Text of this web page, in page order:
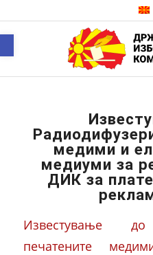
медими и
медиуми за
ДИК за
Известување до
печатените
Open toolbar